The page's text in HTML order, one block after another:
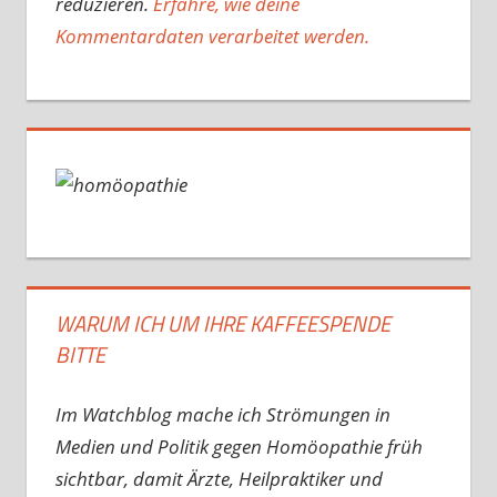
Kommentardaten verarbeitet werden.
WARUM ICH UM IHRE KAFFEESPENDE
BITTE
Im Watchblog mache ich Strömungen in
Medien und Politik gegen Homöopathie früh
sichtbar, damit Ärzte, Heilpraktiker und